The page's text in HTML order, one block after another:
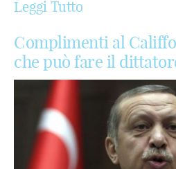
Leggi Tutto
Complimenti al
che può fare il